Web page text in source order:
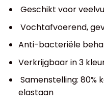
Geschikt voor
Vochtafvoerend,
Anti-bacteriële
Verkrijgbaar in 3
Samenstelling: 80%
elastaan